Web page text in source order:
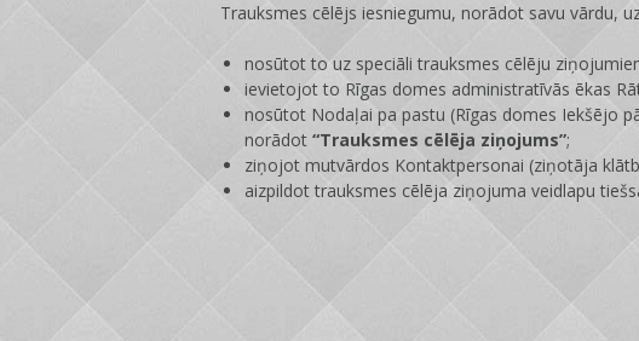
Trauksmes cēlējs iesniegumu, norādot savu vārdu,
nosūtot to uz speciāli trauksmes cēlēju
ievietojot to Rīgas domes administratīvās ēkas
nosūtot Nodaļai pa pastu (Rīgas domes Iekšējo
norādot “Trauksmes cēlēja ziņojums”;
ziņojot mutvārdos Kontaktpersonai (ziņotāja
aizpildot trauksmes cēlēja ziņojuma veidlapu